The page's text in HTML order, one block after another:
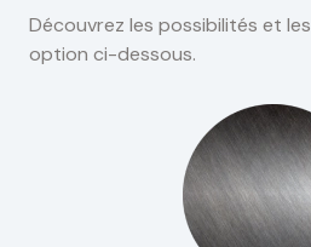
Découvrez les possibilités et
option ci-dessous.